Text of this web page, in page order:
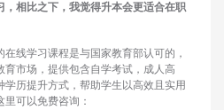
，相比之下，我觉得升本会更适合在职
线学习课程是与国家教育部认可的，
育市场，提供包含自学考试，成人高
历提升方式，帮助学生以高效且实用
可以免费咨询：